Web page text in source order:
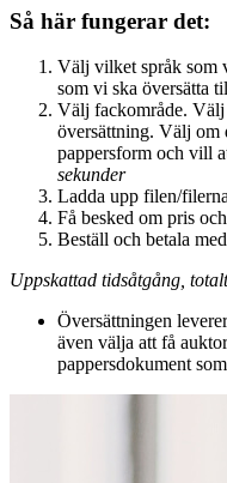
Så här fungerar det:
Välj vilket språk som
som vi ska översätta
Välj fackområde. Välj
översättning. Välj om
pappersform och vill
sekunder
Ladda upp filen/
Få besked om pris
Beställ och betala
Uppskattad tidsåtgång,
Översättningen
även välja att få
pappersdokument